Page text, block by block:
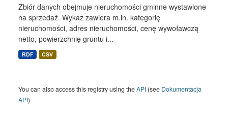
Zbiór danych obejmuje nieruchomości gminne wystawione
na sprzedaż. Wykaz zawiera m.in. kategorię
nieruchomości, adres nieruchomości, cenę wywoławczą
netto, powierzchnię gruntu i...
RDF CSV
You can also access this registry using theAPI (see Dokumentacja
API).